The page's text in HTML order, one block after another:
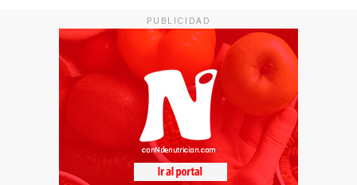
PUBLICIDAD